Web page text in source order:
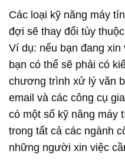
Các loại kỹ năng máy
đợi sẽ thay đổi tùy
Ví dụ: nếu bạn đang xin
bạn có thể sẽ phải có
chương trình xử lý văn
email và các công cụ
có một số kỹ năng máy
trong tất cả các ngành
những người xin việc